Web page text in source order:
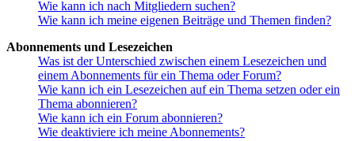
Wie kann ich nach Mitgliedern suchen?
Wie kann ich meine eigenen Beiträge und Themen finden?
Abonnements und Lesezeichen
Was ist der Unterschied zwischen einem Lesezeichen und
einem Abonnements für ein Thema oder Forum?
Wie kann ich ein Lesezeichen auf ein Thema setzen oder ein
Thema abonnieren?
Wie kann ich ein Forum abonnieren?
Wie deaktiviere ich meine Abonnements?